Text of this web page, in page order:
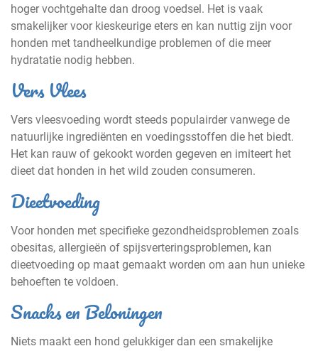
hoger vochtgehalte dan droog voedsel. Het is vaak
smakelijker voor kieskeurige eters en kan nuttig zijn voor
honden met tandheelkundige problemen of die meer
hydratatie nodig hebben.
Vers Vlees
Vers vleesvoeding wordt steeds populairder vanwege de
natuurlijke ingrediënten en voedingsstoffen die het biedt.
Het kan rauw of gekookt worden gegeven en imiteert het
dieet dat honden in het wild zouden consumeren.
Dieetvoeding
Voor honden met specifieke gezondheidsproblemen zoals
obesitas, allergieën of spijsverteringsproblemen, kan
dieetvoeding op maat gemaakt worden om aan hun unieke
behoeften te voldoen.
Snacks en Beloningen
Niets maakt een hond gelukkiger dan een smakelijke